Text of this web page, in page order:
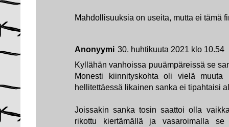
Mahdollisuuksia on useita, mutta ei tämä
Anonyymi 30. huhtikuuta 2021 klo 10.54
Kyllähän vanhoissa puuämpäreissä se
Monesti kiinnityskohta oli vielä muuta
hellitettäessä likainen sanka ei tipahtaisi
Joissakin sanka tosin saattoi olla
rikottu kiertämällä ja vasaroimalla